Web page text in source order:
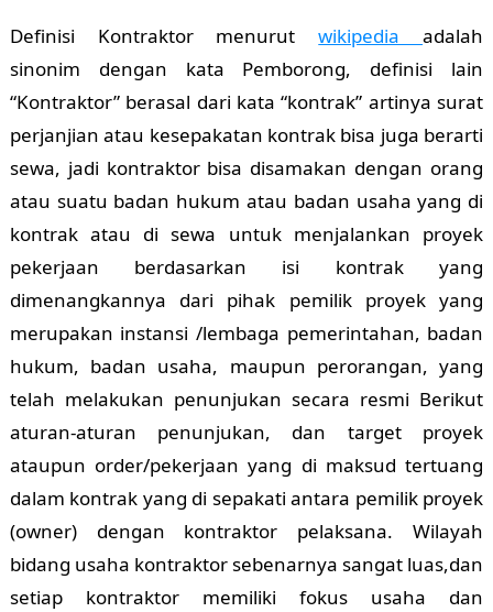
Definisi Kontraktor menurutwikipediaadalah
sinonim dengan kata Pemborong, definisi lain
“Kontraktor” berasal dari kata “kontrak” artinya surat
perjanjian atau kesepakatan kontrak bisa juga berarti
sewa, jadi kontraktor bisa disamakan dengan orang
atau suatu badan hukum atau badan usaha yang di
kontrak atau di sewa untuk menjalankan proyek
pekerjaan berdasarkan isi kontrak yang
dimenangkannya dari pihak pemilik proyek yang
merupakan instansi /lembaga pemerintahan, badan
hukum, badan usaha, maupun perorangan, yang
telah melakukan penunjukan secara resmi Berikut
aturan-aturan penunjukan, dan target proyek
ataupun order/pekerjaan yang di maksud tertuang
dalam kontrak yang di sepakati antara pemilik proyek
(owner) dengan kontraktor pelaksana. Wilayah
bidang usaha kontraktor sebenarnya sangat luas,dan
setiap kontraktor memiliki fokus usaha dan